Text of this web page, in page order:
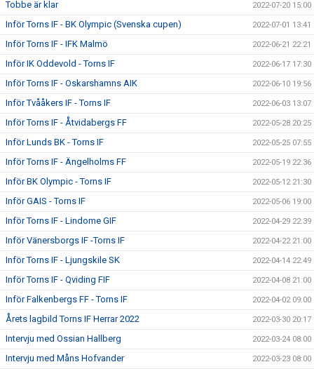
Tobbe är klar 2022-07-20 15:00
Inför Torns IF - BK Olympic (Svenska cupen) 2022-07-01 13:41
Inför Torns IF - IFK Malmö 2022-06-21 22:21
Inför IK Oddevold - Torns IF 2022-06-17 17:30
Inför Torns IF - Oskarshamns AIK 2022-06-10 19:56
Inför Tvååkers IF - Torns IF 2022-06-03 13:07
Inför Torns IF - Åtvidabergs FF 2022-05-28 20:25
Inför Lunds BK - Torns IF 2022-05-25 07:55
Inför Torns IF - Ängelholms FF 2022-05-19 22:36
Inför BK Olympic - Torns IF 2022-05-12 21:30
Inför GAIS - Torns IF 2022-05-06 19:00
Inför Torns IF - Lindome GIF 2022-04-29 22:39
Inför Vänersborgs IF -Torns IF 2022-04-22 21:00
Inför Torns IF - Ljungskile SK 2022-04-14 22:49
Inför Torns IF - Qviding FIF 2022-04-08 21:00
Inför Falkenbergs FF - Torns IF 2022-04-02 09:00
Årets lagbild Torns IF Herrar 2022 2022-03-30 20:17
Intervju med Ossian Hallberg 2022-03-24 08:00
Intervju med Måns Hofvander 2022-03-23 08:00